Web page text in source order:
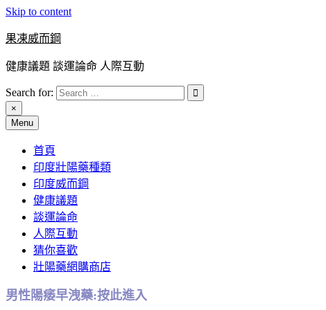
Skip to content
果凍威而鋼
健康議題 談運論命 人際互動
Search for:
×
Menu
首頁
印度壯陽藥種類
印度威而鋼
健康議題
談運論命
人際互動
猜你喜歡
壯陽藥網購商店
男性陽痿早洩藥:按此進入